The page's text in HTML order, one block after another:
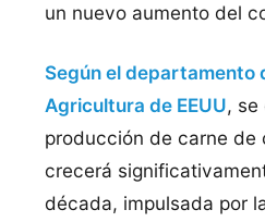
un nuevo aumento del
Según el departamento
Agricultura de EEUU, se
producción de carne de
crecerá
década, impulsada por